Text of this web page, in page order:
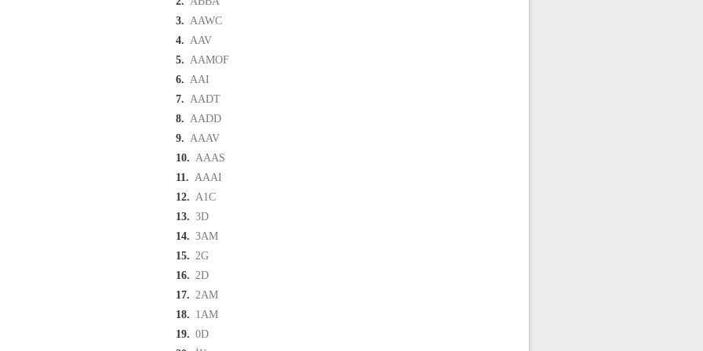
3. AAWC
4. AAV
5. AAMOF
6. AAI
7. AADT
8. AADD
9. AAAV
10. AAAS
11. AAAI
12. A1C
13. 3D
14. 3AM
15. 2G
16. 2D
17. 2AM
18. 1AM
19. 0D